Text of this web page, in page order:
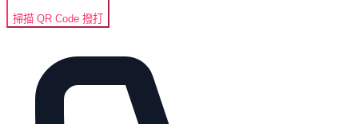
掃描 QR Code 撥打